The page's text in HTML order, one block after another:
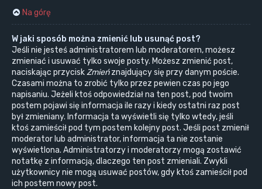
Na górę
W jaki sposób można zmienić lub usunąć post?
Jeśli nie jesteś administratorem lub moderatorem, możesz
zmieniać i usuwać tylko swoje posty. Możesz zmienić post,
naciskając przyciskZmieńznajdujący się przy danym poście.
Czasami można to zrobić tylko przez pewien czas po jego
napisaniu. Jeżeli ktoś odpowiedział na ten post, pod twoim
postem pojawi się informacja ile razy i kiedy ostatni raz post
był zmieniany. Informacja ta wyświetli się tylko wtedy, jeśli
ktoś zamieścił pod tym postem kolejny post. Jeśli post zmienił
moderator lub administrator, informacja ta nie zostanie
wyświetlona. Administratorzy i moderatorzy mogą zostawić
notatkę z informacją, dlaczego ten post zmieniali. Zwykli
użytkownicy nie mogą usuwać postów, gdy ktoś zamieścił pod
ich postem nowy post.